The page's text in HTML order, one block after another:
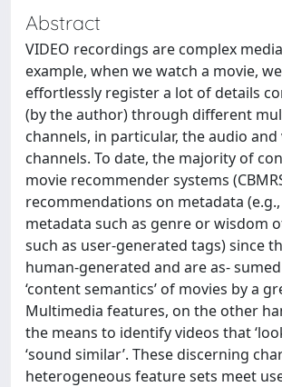
Abstract
VIDEO recordings are complex
example, when we watch a movie,
effortlessly register a lot of details
(by the author) through different
channels, in particular, the audio and
channels. To date, the majority of
movie recommender systems
recommendations on metadata
metadata such as genre or wisdom
such as user-generated tags) since
human-generated and are as-
‘content semantics’ of movies by a
Multimedia features, on the other
the means to identify videos that
‘sound similar’. These discerning
heterogeneous feature sets meet